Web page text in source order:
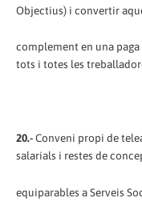
Objectius) i convertir
complement en una
tots i totes les
20.-Conveni propi de
salarials i restes de
equiparables a Serveis